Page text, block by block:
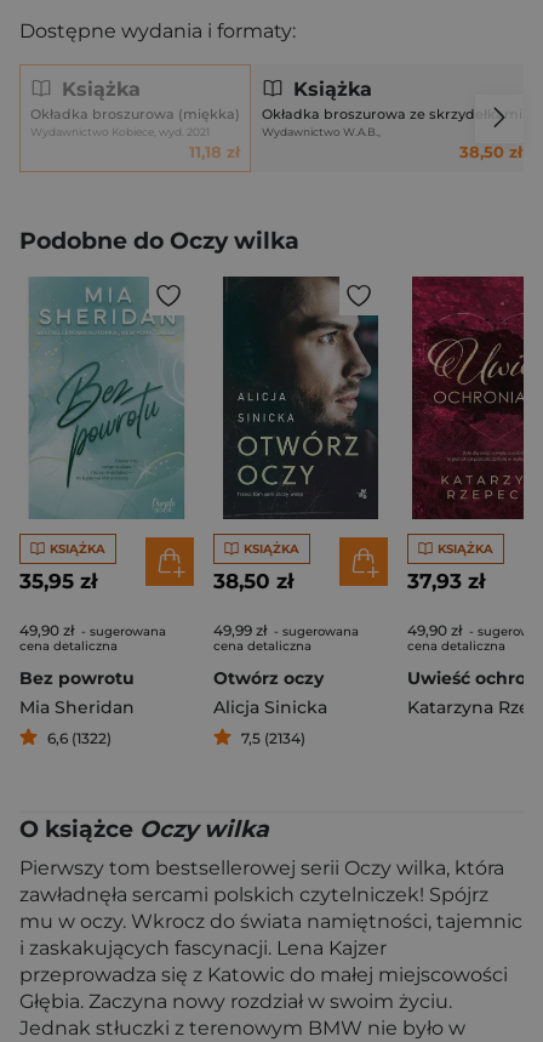
Dostępne wydania i formaty:
Książka
Okładka broszurowa (miękka)
Wydawnictwo Kobiece, wyd. 2021
11,18 zł
Książka
Okładka broszurowa ze skrzydełkami
Wydawnictwo W.A.B.,
38,50 zł
Podobne do Oczy wilka
KSIĄŻKA
35,95 zł
49,90 zł - sugerowana
cena detaliczna
Bez powrotu
Mia Sheridan
6,6 (1322)
KSIĄŻKA
38,50 zł
49,99 zł - sugerowana
cena detaliczna
Otwórz oczy
Alicja Sinicka
7,5 (2134)
KSIĄŻKA
37,93 zł
49,90 zł -
cena detaliczna
Uwieść
O książce Oczy wilka
Pierwszy tom bestsellerowej serii Oczy wilka, która
zawładnęła sercami polskich czytelniczek! Spójrz
mu w oczy. Wkrocz do świata namiętności, tajemnic
i zaskakujących fascynacji. Lena Kajzer
przeprowadza się z Katowic do małej miejscowości
Głębia. Zaczyna nowy rozdział w swoim życiu.
Jednak stłuczki z terenowym BMW nie było w